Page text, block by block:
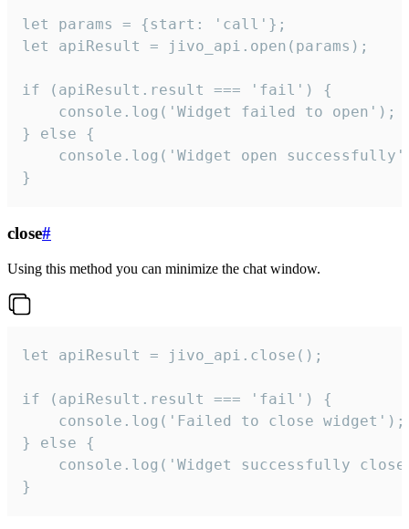
let params = {start: 'call'};
let apiResult = jivo_api.open(params);
if (apiResult.result === 'fail') {
    console.log('Widget failed to open');
} else {
console.log('Widget open
}
close#
Using this method you can minimize the chat window.
let apiResult = jivo_api.close();
if (apiResult.result === 'fail') {
    console.log('Failed to close widget');
} else {
console.log('Widget successfully
}